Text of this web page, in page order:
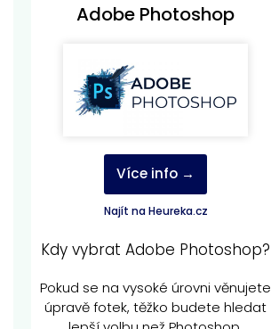
Adobe Photoshop
Více info →
Najít na Heureka.cz
Kdy vybrat Adobe Photoshop?
Pokud se na vysoké úrovni věnujete
úpravě fotek, těžko budete hledat